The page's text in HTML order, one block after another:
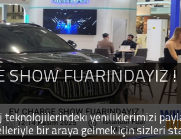
FUARINDAYIZ !
yeniliklerimizi
bir araya gelmek için sizleri
Amsterdam
ENKI 2024